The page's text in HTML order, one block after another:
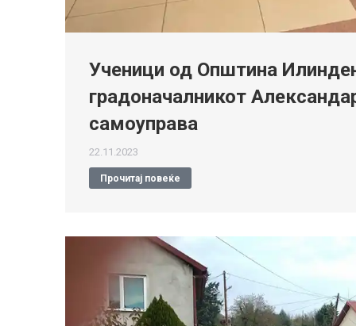
Ученици од Општина
градоначалникот
самоуправа
22.11.2023
Прочитај повеќе